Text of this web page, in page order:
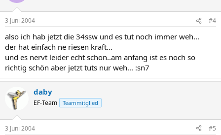
3 Juni 2004 #4
also ich hab jetzt die 34ssw und es tut noch immer weh...
der hat einfach ne riesen kraft...
und es nervt leider echt schon..am anfang ist es noch so
richtig schön aber jetzt tuts nur weh... :sn7
daby
EF-Team Teammitglied
3 Juni 2004 #5